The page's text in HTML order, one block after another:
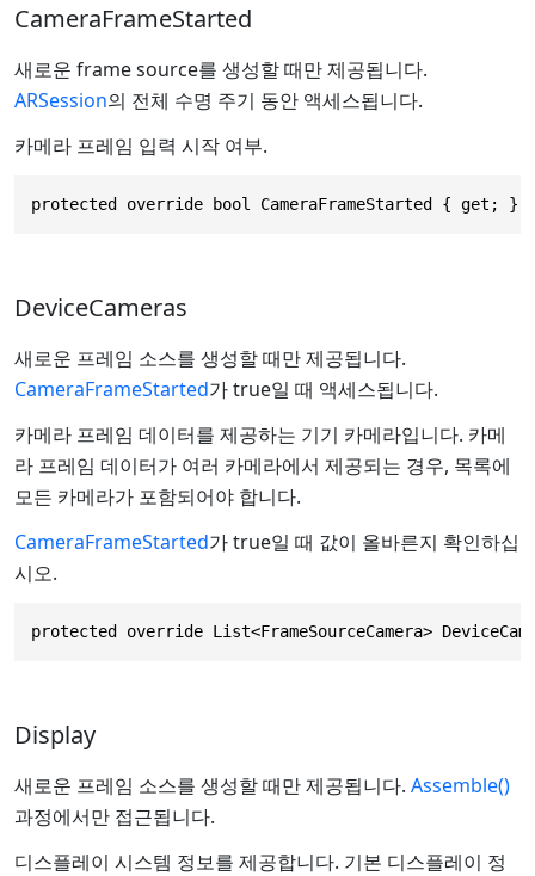
CameraFrameStarted
새로운 frame source를 생성할 때만 제공됩니다.
ARSession의 전체 수명 주기 동안 액세스됩니다.
카메라 프레임 입력 시작 여부.
protected override bool CameraFrameStarted { get; }
DeviceCameras
새로운 프레임 소스를 생성할 때만 제공됩니다.
CameraFrameStarted가 true일 때 액세스됩니다.
카메라 프레임 데이터를 제공하는 기기 카메라입니다. 카메
라 프레임 데이터가 여러 카메라에서 제공되는 경우, 목록에
모든 카메라가 포함되어야 합니다.
CameraFrameStarted가 true일 때 값이 올바른지 확인하십
시오.
protected override List<FrameSourceCamera>
Display
새로운 프레임 소스를 생성할 때만 제공됩니다. Assemble()
과정에서만 접근됩니다.
디스플레이 시스템 정보를 제공합니다. 기본 디스플레이 정